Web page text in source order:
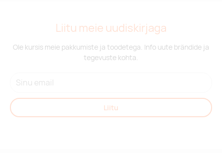
Liitu meie uudiskirjaga
Ole kursis meie pakkumiste ja toodetega. Info uute brändide ja
tegevuste kohta.
Liitu